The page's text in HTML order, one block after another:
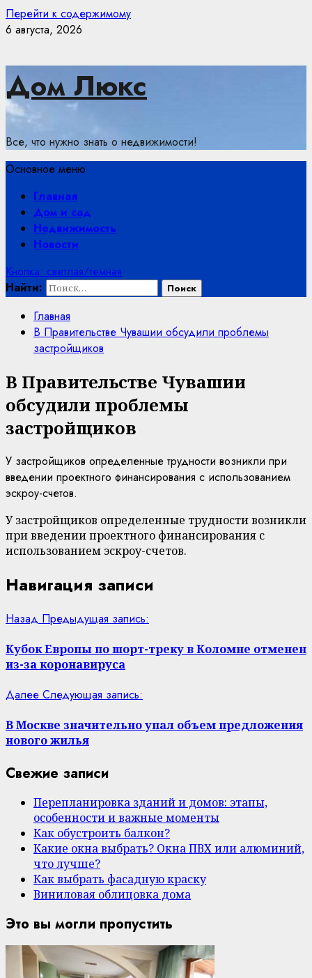
Перейти к содержимому
6 августа, 2026
Дом Люкс
Все, что нужно знать о недвижимости!
Основное меню
Главная
Дом и сад
Недвижимость
Новости
Кнопка: светлая/темная
Найти:
Главная
В Правительстве Чувашии обсудили проблемы
застройщиков
В Правительстве Чувашии
обсудили проблемы
застройщиков
У застройщиков определенные трудности возникли при
введении проектного финансирования с использованием
эскроу-счетов.
У застройщиков определенные трудности возникли
при введении проектного финансирования с
использованием эскроу-счетов.
Навигация записи
Назад Предыдущая запись:
Кубок Европы по шорт-треку в Коломне отменен
из-за коронавируса
Далее Следующая запись:
В Москве значительно упал объем предложения
нового жилья
Свежие записи
Перепланировка зданий и домов: этапы,
особенности и важные моменты
Как обустроить балкон?
Какие окна выбрать? Окна ПВХ или алюминий,
что лучше?
Как выбрать фасадную краску
Виниловая облицовка дома
Это вы могли пропустить